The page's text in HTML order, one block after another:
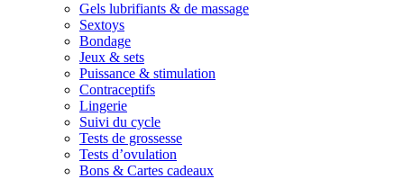
Gels lubrifiants & de massage
Sextoys
Bondage
Jeux & sets
Puissance & stimulation
Contraceptifs
Lingerie
Suivi du cycle
Tests de grossesse
Tests d’ovulation
Bons & Cartes cadeaux